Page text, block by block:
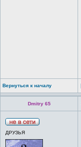
Вернуться к началу
Dmitry 65
ДРУЗЬЯ